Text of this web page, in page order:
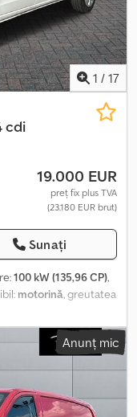
1 / 17
cdi
19.000 EUR
preț fix plus TVA
(23.180 EUR brut)
Sunați
100 kW (135,96 CP),
motorină , greutatea
6, suspensie:oțel,
, Informațiile prezentate
Anunț mic